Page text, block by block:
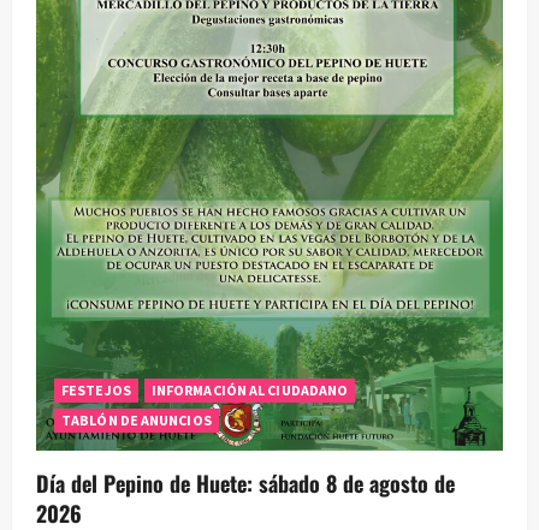
d
e
e
n
t
a
s
FESTEJOS
INFORMACIÓN AL CIUDADANO
TABLÓN DE ANUNCIOS
Día del Pepino de Huete: sábado 8 de agosto de
2026